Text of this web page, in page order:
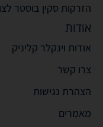
הזרקות סקין בוסטר
אודות
אודות וינקלר קליניק
צרו קשר
הצהרת נגישות
מאמרים